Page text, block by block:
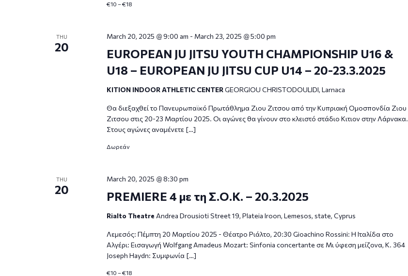
€10 – €18
THU
20
EUROPEAN JU JITSU YOUTH CHAMPIONSHIP U16 &
U18 – EUROPEAN JU JITSU CUP U14 – 20-23.3.2025
March 20, 2025 @ 9:00 am - March 23, 2025 @ 5:00 pm
KITION INDOOR ATHLETIC CENTER GEORGIOU CHRISTODOULIDI, Larnaca
Θα διεξαχθεί το Πανευρωπαϊκό Πρωτάθλημα Ζιου Ζιτσου από την Κυπριακή Ομοσπονδία Ζιου
Ζιτσου στις 20-23 Μαρτίου 2025. Οι αγώνες θα γίνουν στο κλειστό στάδιο Κιτιον στην Λάρνακα.
Στους αγώνες αναμένετε […]
Δωρεάν
THU
20 PREMIERE 4 με τη Σ.Ο.Κ. – 20.3.2025
March 20, 2025 @ 8:30 pm
Rialto Theatre Andrea Drousioti Street 19, Plateia Iroon, Lemesos, state, Cyprus
Λεμεσός: Πέμπτη 20 Μαρτίου 2025 - Θέατρο Ριάλτο, 20:30 Gioachino Rossini: H Ιταλίδα στο
Αλγέρι: Εισαγωγή Wolfgang Amadeus Mozart: Sinfonia concertante σε Μι ύφεση μείζονα, K. 364
Joseph Haydn: Συμφωνία […]
€10 – €18